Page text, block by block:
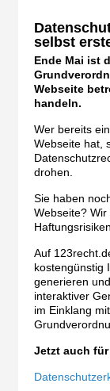
selbst
Ende Mai ist
Webseite
handeln.
Wer bereits
Webseite hat,
drohen.
Sie haben
Webseite?
Auf
kostengünstig
generieren
interaktiver
im Einklang
Jetzt auch